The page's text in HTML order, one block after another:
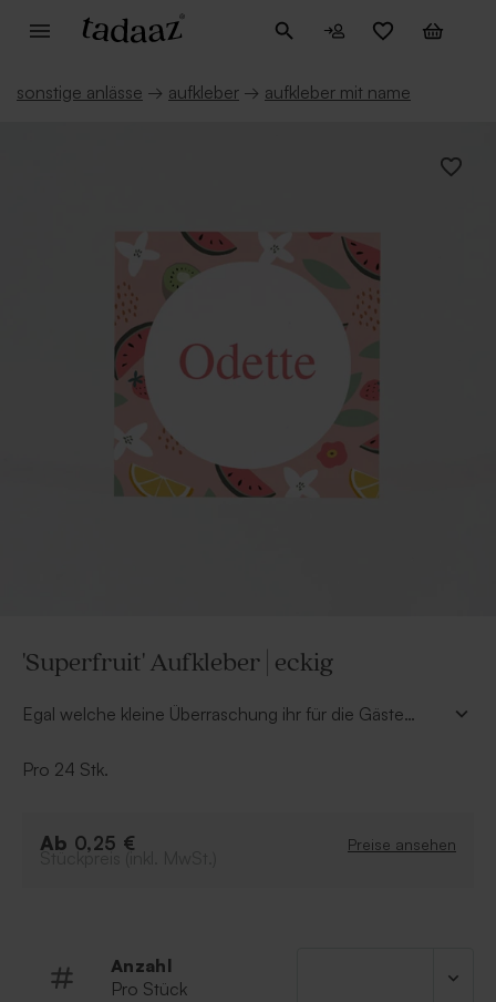
sonstige anlässe → aufkleber → aufkleber mit name
'Superfruit' Aufkleber | eckig
Egal welche kleine Überraschung ihr für die Gäste
Superfruit-Aufkleber
Pro 24 Stk.
Ab 0,25 € Preise ansehen
Anzahl
Pro Stück